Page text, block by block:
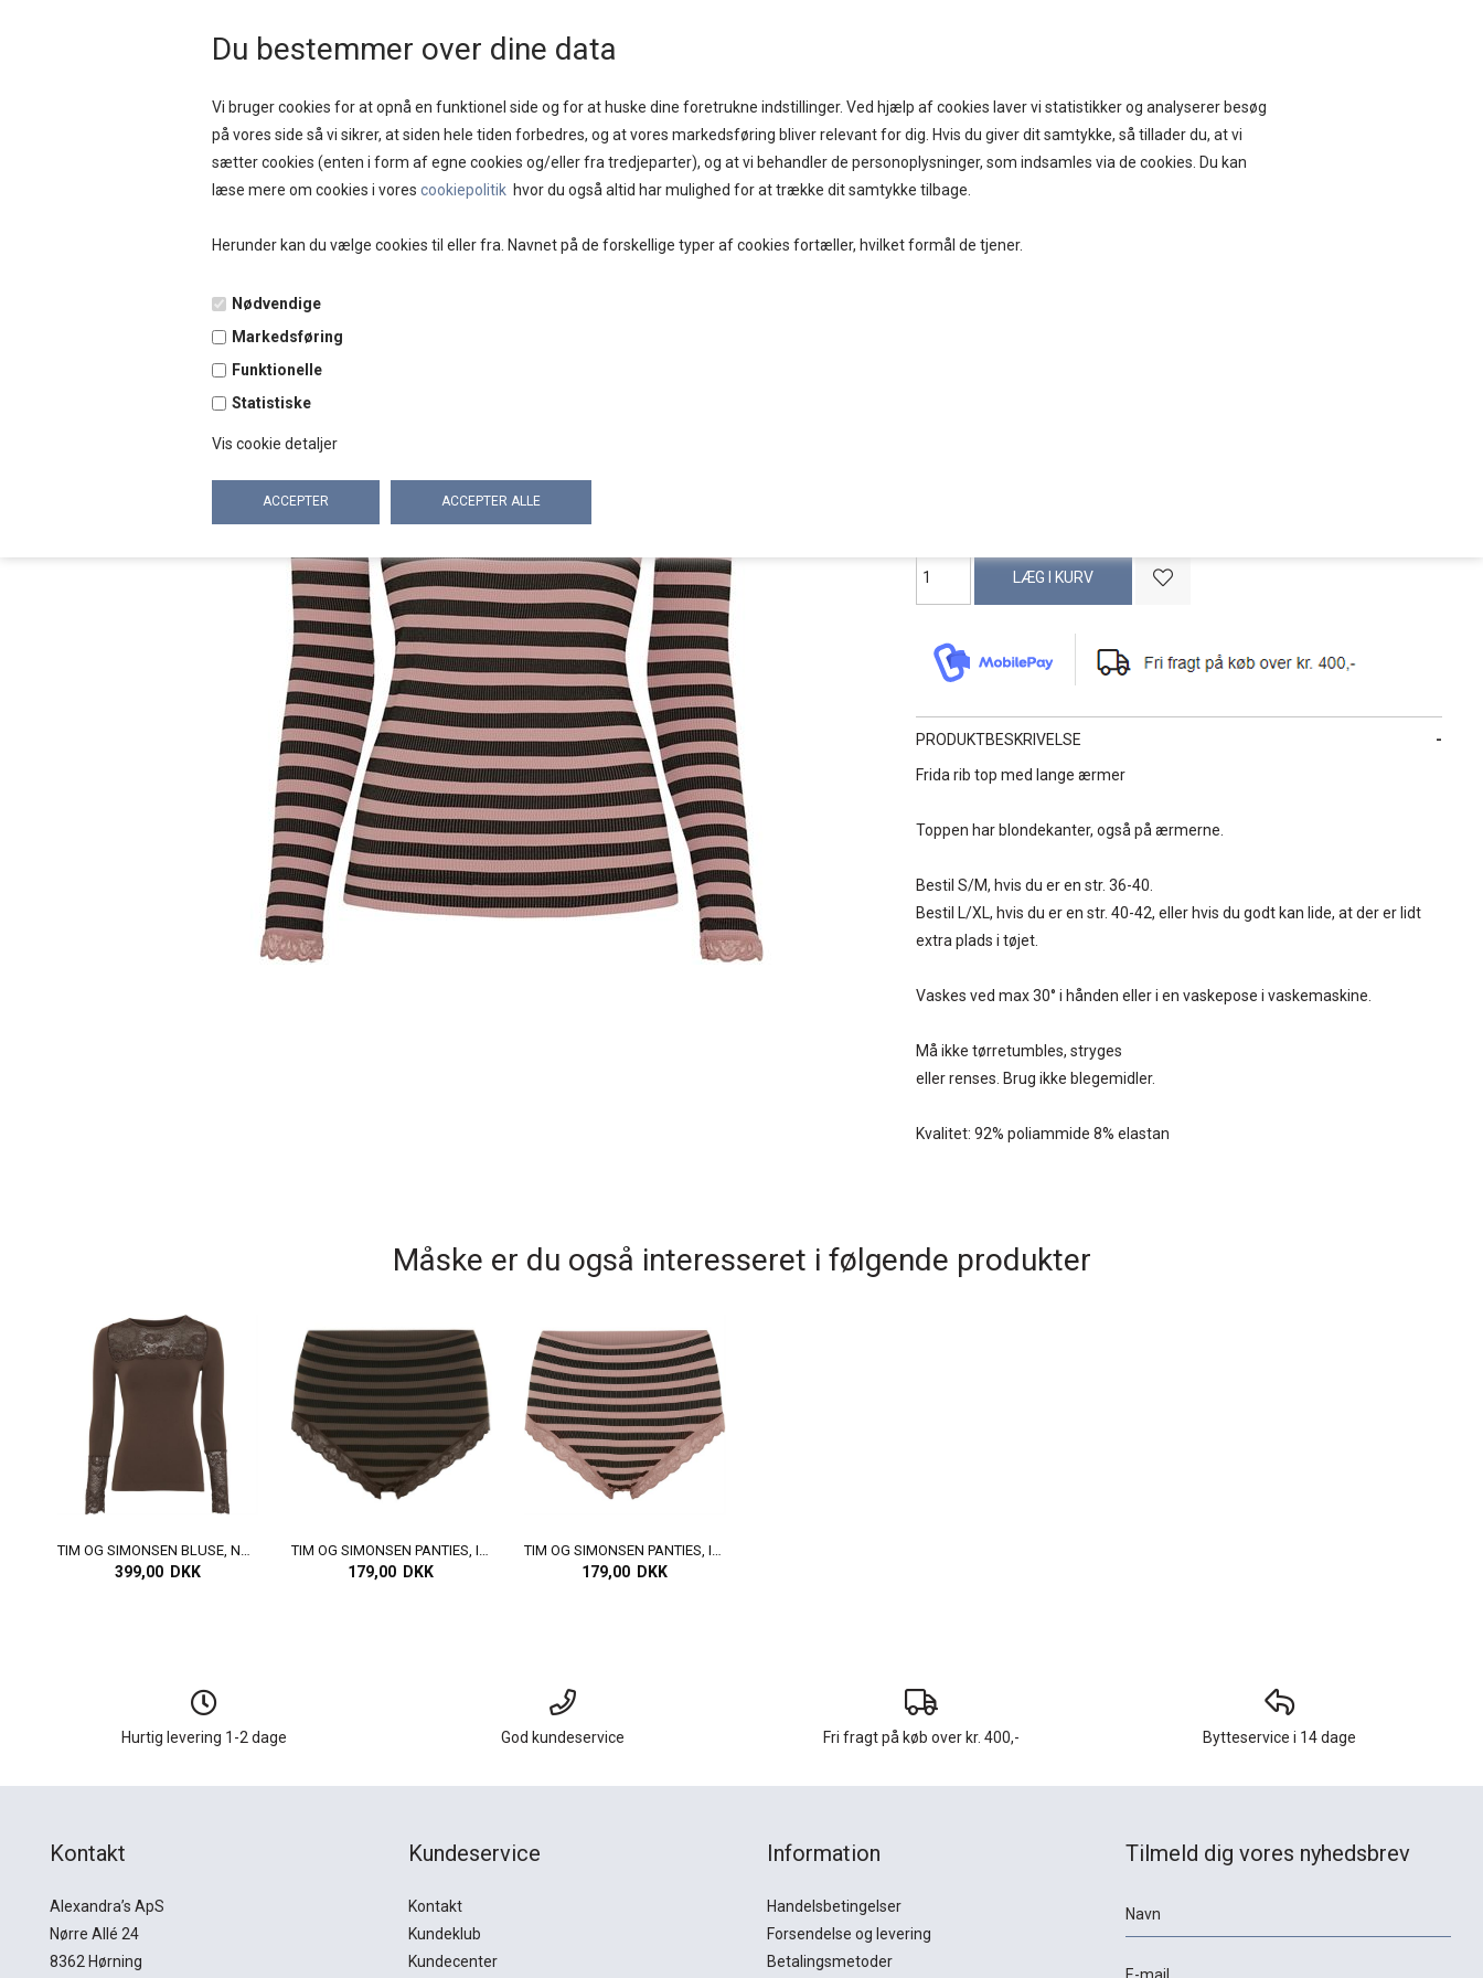
Du bestemmer over dine data
Vi bruger cookies for at opnå en funktionel side og for at huske dine foretrukne indstillinger. Ved hjælp af cookies laver vi statistikker og analyserer besøg
på vores side så vi sikrer, at siden hele tiden forbedres, og at vores markedsføring bliver relevant for dig. Hvis du giver dit samtykke, så tillader du, at vi
sætter cookies (enten i form af egne cookies og/eller fra tredjeparter), og at vi behandler de personoplysninger, som indsamles via de cookies. Du kan
læse mere om cookies i vores cookiepolitik hvor du også altid har mulighed for at trække dit samtykke tilbage.
Herunder kan du vælge cookies til eller fra. Navnet på de forskellige typer af cookies fortæller, hvilket formål de tjener.
Nødvendige
Markedsføring
Funktionelle
Statistiske
Vis cookie detaljer
NYHEDER SALE BRANDS DAMETØJ SKO ACCESSORIES
PRODUKTBESKRIVELSE
Frida rib top med lange ærmer
Toppen har blondekanter, også på ærmerne.
Bestil S/M, hvis du er en str. 36-40.
Bestil L/XL, hvis du er en str. 40-42, eller hvis du godt kan lide, at der er lidt
extra plads i tøjet.
Vaskes ved max 30° i hånden eller i en vaskepose i vaskemaskine.
Må ikke tørretumbles, stryges
eller renses. Brug ikke blegemidler.
Kvalitet: 92% poliammide 8% elastan
Måske er du også interesseret i følgende produkter
399,00 DKK 179,00 DKK 179,00 DKK
Hurtig levering 1-2 dage God kundeservice Fri fragt på køb over kr. 400,- Bytteservice i 14 dage
Kontakt
Alexandra’s ApS
Nørre Allé 24
8362 Hørning
Kundeservice
Kontakt
Kundeklub
Kundecenter
Information
Handelsbetingelser
Forsendelse og levering
Betalingsmetoder
Tilmeld dig vores nyhedsbrev